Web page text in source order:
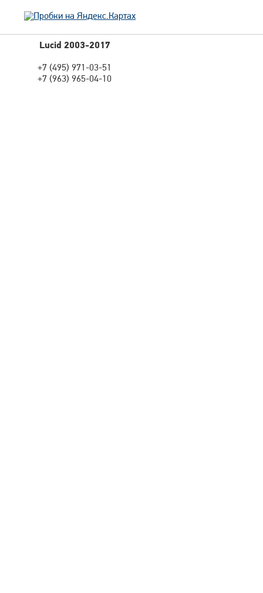
Lucid 2003-2017
+7 (495) 971-03-51
+7 (963) 965-04-10